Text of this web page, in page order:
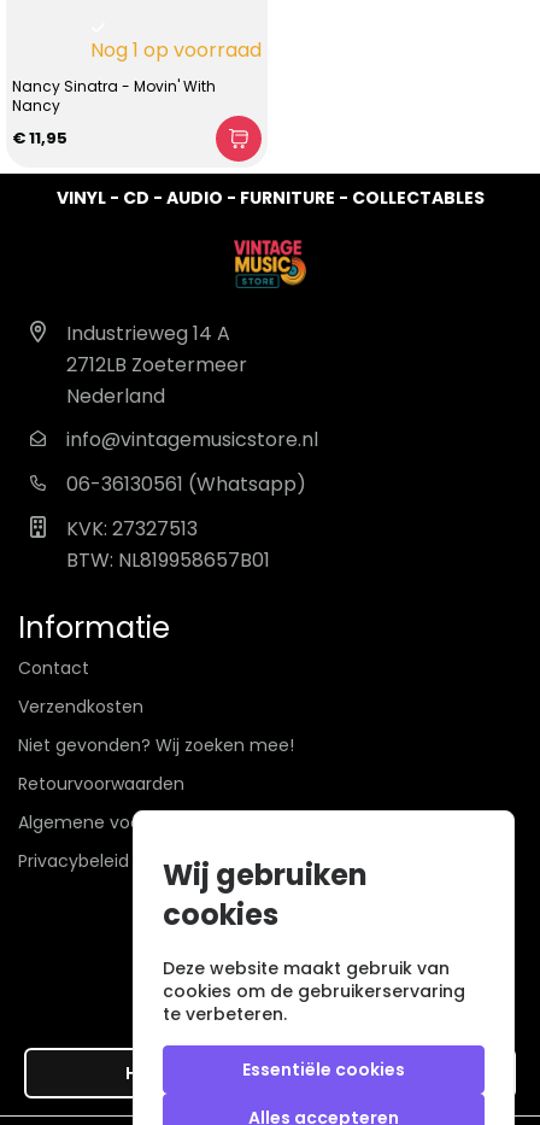
Nog 1 op voorraad
Nancy Sinatra - Movin' With
Nancy
€ 11,95
VINYL - CD - AUDIO - FURNITURE - COLLECTABLES
Industrieweg 14 A
2712LB Zoetermeer
Nederland
info@vintagemusicstore.nl
06-36130561 (Whatsapp)
KVK: 27327513
BTW: NL819958657B01
Informatie
Contact
Verzendkosten
Niet gevonden? Wij zoeken mee!
Retourvoorwaarden
Algemene voorwaarden
Privacybeleid
Hier de overeenkomst ontbinden
Wij gebruiken
cookies
Deze website maakt gebruik van
cookies om de gebruikerservaring
te verbeteren.
Essentiële cookies
Alles accepteren